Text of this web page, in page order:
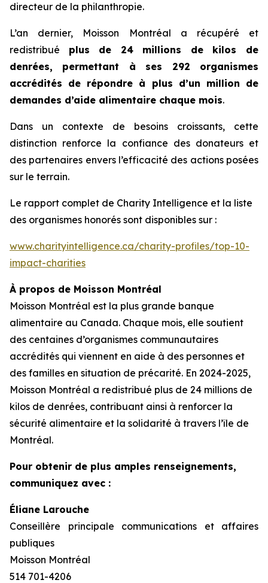
directeur de la philanthropie.
L’an dernier, Moisson Montréal a récupéré et
redistribué plus de 24 millions de kilos de
denrées, permettant à ses 292 organismes
accrédités de répondre à plus d’un million de
demandes d’aide alimentaire chaque mois.
Dans un contexte de besoins croissants, cette
distinction renforce la confiance des donateurs et
des partenaires envers l’efficacité des actions posées
sur le terrain.
Le rapport complet de Charity Intelligence et la liste
des organismes honorés sont disponibles sur :
www.charityintelligence.ca/charity-profiles/top-10-
impact-charities
À propos de Moisson Montréal
Moisson Montréal est la plus grande banque
alimentaire au Canada. Chaque mois, elle soutient
des centaines d’organismes communautaires
accrédités qui viennent en aide à des personnes et
des familles en situation de précarité. En 2024-2025,
Moisson Montréal a redistribué plus de 24 millions de
kilos de denrées, contribuant ainsi à renforcer la
sécurité alimentaire et la solidarité à travers l’île de
Montréal.
Pour obtenir de plus amples renseignements,
communiquez avec :
Éliane Larouche
Conseillère principale communications et affaires
publiques
Moisson Montréal
514 701-4206